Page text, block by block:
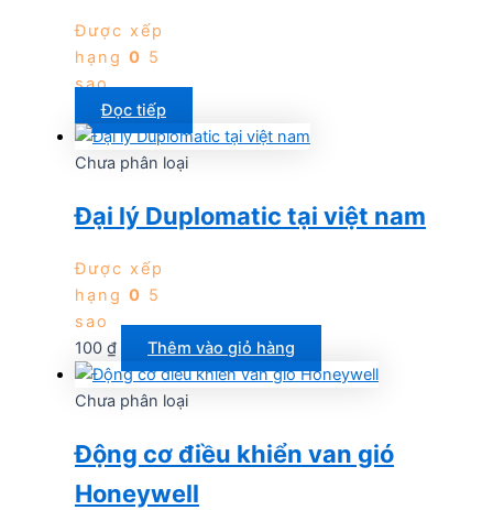
Được xếp
hạng 0 5
sao
Đọc tiếp
Chưa phân loại
Đại lý Duplomatic tại việt nam
Được xếp
hạng 0 5
sao
100 ₫ Thêm vào giỏ hàng
Chưa phân loại
Động cơ điều khiển van gió
Honeywell